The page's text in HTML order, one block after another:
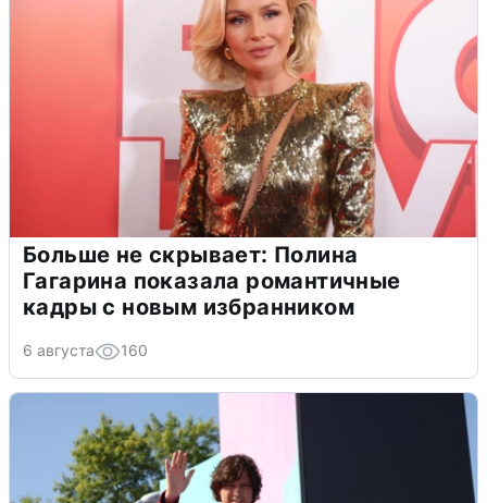
Больше не скрывает: Полина
Гагарина показала романтичные
кадры с новым избранником
6 августа 160